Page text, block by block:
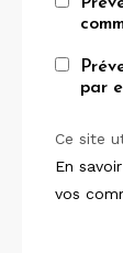
par
Ce site
En
vos